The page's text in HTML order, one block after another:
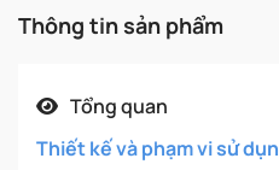
Thông tin sản phẩm
Tổng quan
Thiết kế và phạm vi sử